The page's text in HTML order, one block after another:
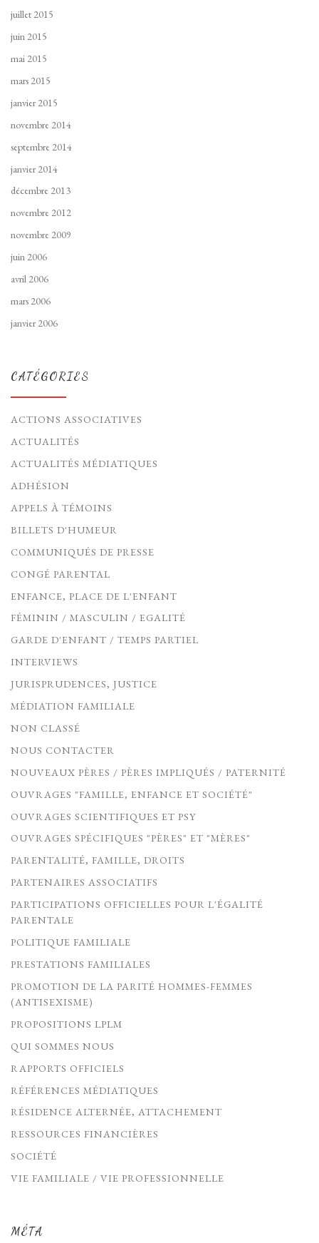
juillet 2015
juin 2015
mai 2015
mars 2015
janvier 2015
novembre 2014
septembre 2014
janvier 2014
décembre 2013
novembre 2012
novembre 2009
juin 2006
avril 2006
mars 2006
janvier 2006
CATÉGORIES
ACTIONS ASSOCIATIVES
ACTUALITÉS
ACTUALITÉS MÉDIATIQUES
ADHÉSION
APPELS À TÉMOINS
BILLETS D'HUMEUR
COMMUNIQUÉS DE PRESSE
CONGÉ PARENTAL
ENFANCE, PLACE DE L'ENFANT
FÉMININ / MASCULIN / EGALITÉ
GARDE D'ENFANT / TEMPS PARTIEL
INTERVIEWS
JURISPRUDENCES, JUSTICE
MÉDIATION FAMILIALE
NON CLASSÉ
NOUS CONTACTER
NOUVEAUX PÈRES / PÈRES IMPLIQUÉS / PATERNITÉ
OUVRAGES "FAMILLE, ENFANCE ET SOCIÉTÉ"
OUVRAGES SCIENTIFIQUES ET PSY
OUVRAGES SPÉCIFIQUES "PÈRES" ET "MÈRES"
PARENTALITÉ, FAMILLE, DROITS
PARTENAIRES ASSOCIATIFS
PARTICIPATIONS OFFICIELLES POUR L'ÉGALITÉ
PARENTALE
POLITIQUE FAMILIALE
PRESTATIONS FAMILIALES
PROMOTION DE LA PARITÉ HOMMES-FEMMES
(ANTISEXISME)
PROPOSITIONS LPLM
QUI SOMMES NOUS
RAPPORTS OFFICIELS
RÉFÉRENCES MÉDIATIQUES
RÉSIDENCE ALTERNÉE, ATTACHEMENT
RESSOURCES FINANCIÈRES
SOCIÉTÉ
VIE FAMILIALE / VIE PROFESSIONNELLE
MÉTA